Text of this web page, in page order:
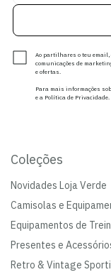
Ao partilhares o teu email,
comunicações de
e ofertas.
Para mais informações
e a Política de Privacidade.
Coleções
Novidades Loja Verde
Camisolas e
Equipamentos de
Presentes e
Retro & Vintage